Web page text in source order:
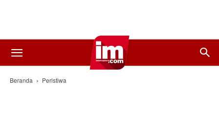
Beranda Peristiwa